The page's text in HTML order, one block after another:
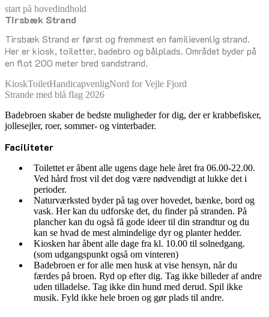
start på hovedindhold
Tirsbæk Strand
Tirsbæk Strand er først og fremmest en familievenlig strand.
Her er kiosk, toiletter, badebro og bålplads. Området byder på
en flot 200 meter bred sandstrand.
senest opdateret 17. februar 2026
KioskToiletHandicapvenligNord for Vejle Fjord
Strande med blå flag 2026
Badebroen skaber de bedste muligheder for dig, der er krabbefisker,
jollesejler, roer, sommer- og vinterbader.
Faciliteter
Toilettet er åbent alle ugens dage hele året fra 06.00-22.00.
Ved hård frost vil det dog være nødvendigt at lukke det i
perioder.
Naturværksted byder på tag over hovedet, bænke, bord og
vask. Her kan du udforske det, du finder på stranden. På
plancher kan du også få gode ideer til din strandtur og du
kan se hvad de mest almindelige dyr og planter hedder.
Kiosken har åbent alle dage fra kl. 10.00 til solnedgang.
(som udgangspunkt også om vinteren)
Badebroen er for alle men husk at vise hensyn, når du
færdes på broen. Ryd op efter dig. Tag ikke billeder af andre
uden tilladelse. Tag ikke din hund med derud. Spil ikke
musik. Fyld ikke hele broen og gør plads til andre.